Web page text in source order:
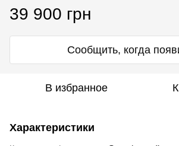
39 900 грн
Сообщить, когда
В избранное
Характеристики